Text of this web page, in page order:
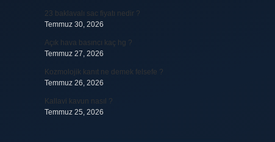
23 baklavalı sac fiyatı nedir ?
Temmuz 30, 2026
Açık hava basıncı kaç hg ?
Temmuz 27, 2026
Kozmolojik kanıt ne demek felsefe ?
Temmuz 26, 2026
Kallavi kavun nasıl ?
Temmuz 25, 2026